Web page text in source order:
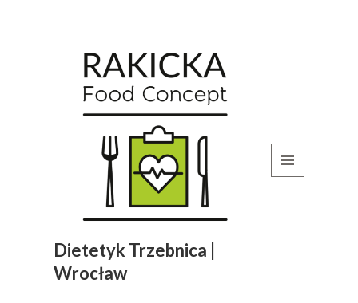
Dietetyk Trzebnica |
Wrocław